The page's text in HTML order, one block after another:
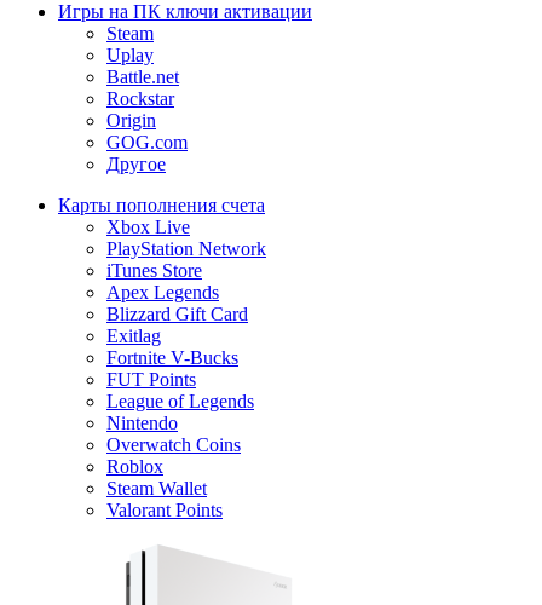
Игры на ПК ключи активации
Steam
Uplay
Battle.net
Rockstar
Origin
GOG.com
Другое
Карты пополнения счета
Xbox Live
PlayStation Network
iTunes Store
Apex Legends
Blizzard Gift Card
Exitlag
Fortnite V-Bucks
FUT Points
League of Legends
Nintendo
Overwatch Coins
Roblox
Steam Wallet
Valorant Points